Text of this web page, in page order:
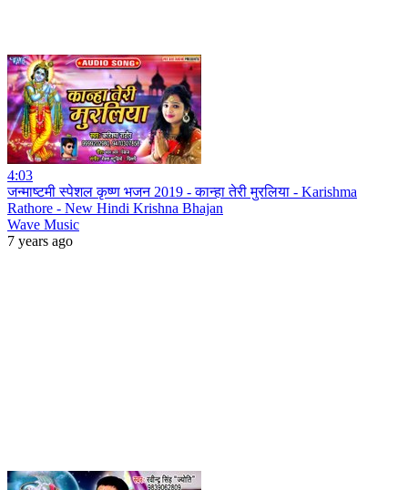
4:03
जन्माष्टमी स्पेशल कृष्ण भजन 2019 - कान्हा तेरी मुरलिया - Karishma
Rathore - New Hindi Krishna Bhajan
Wave Music
7 years ago